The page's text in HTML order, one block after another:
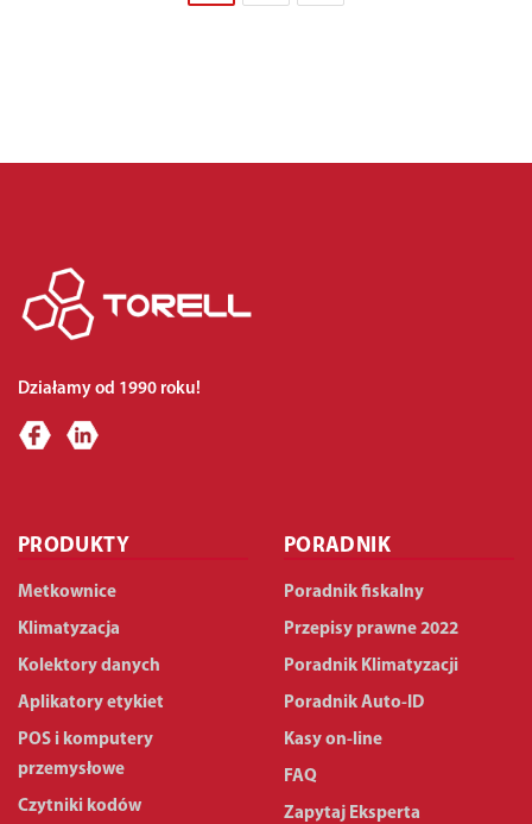
Działamy od 1990 roku!
PRODUKTY
Metkownice
Klimatyzacja
Kolektory danych
Aplikatory etykiet
POS i komputery
przemysłowe
Czytniki kodów
PORADNIK
Poradnik fiskalny
Przepisy prawne 2022
Poradnik Klimatyzacji
Poradnik Auto-ID
Kasy on-line
FAQ
Zapytaj Eksperta